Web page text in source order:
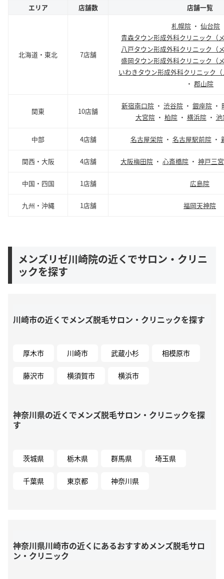
エリア 店舗数 店舗一覧
北海道・東北 7店舗
札幌院 ・ 仙台院
青森タウン形成外科クリニック（
八戸タウン形成外科クリニック（
盛岡タウン形成外科クリニック（
いわきタウン形成外科クリニック
・ 郡山院
関東 10店舗
新宿南口院 ・ 渋谷院 ・ 銀座院 ・
大宮院 ・ 柏院 ・ 横浜院 ・ 池
中部 4店舗 名古屋栄院 ・ 名古屋駅前院 ・
関西・大阪 4店舗 大阪梅田院 ・ 心斎橋院 ・ 神戸三
中国・四国 1店舗 広島院
九州・沖縄 1店舗 福岡天神院
メンズリゼ川崎院の近くでサロン・クリニ
ックを探す
川崎市の近くでメンズ脱毛サロン・クリニックを探す
厚木市 川崎市 武蔵小杉 相模原市
藤沢市 横須賀市 横浜市
神奈川県の近くでメンズ脱毛サロン・クリニックを探
す
茨城県 栃木県 群馬県 埼玉県
千葉県 東京都 神奈川県
神奈川県川崎市の近くにあるおすすめメンズ脱毛サロ
ン・クリニック